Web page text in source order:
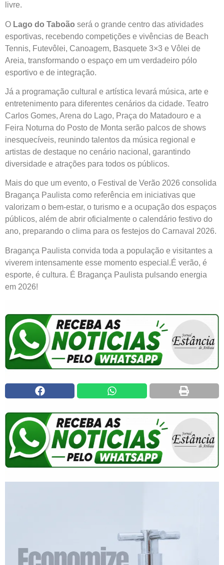
livre.
O Lago do Taboão será o grande centro das atividades
esportivas, recebendo competições e vivências de Beach
Tennis, Futevôlei, Canoagem, Basquete 3×3 e Vôlei de
Areia, transformando o espaço em um verdadeiro pólo
esportivo e de integração.
Já a programação cultural e artística levará música, arte e
entretenimento para diferentes cenários da cidade. Teatro
Carlos Gomes, Arena do Lago, Praça do Matadouro e a
Feira Noturna do Posto de Monta serão palcos de shows
inesquecíveis, reunindo talentos da música regional e
artistas de destaque no cenário nacional, garantindo
diversidade e atrações para todos os públicos.
Mais do que um evento, o Festival de Verão 2026 consolida
Bragança Paulista como referência em iniciativas que
valorizam o bem-estar, o turismo e a ocupação dos espaços
públicos, além de abrir oficialmente o calendário festivo do
ano, preparando o clima para os festejos do Carnaval 2026.
Bragança Paulista convida toda a população e visitantes a
viverem intensamente esse momento especial.É verão, é
esporte, é cultura. É Bragança Paulista pulsando energia
em 2026!